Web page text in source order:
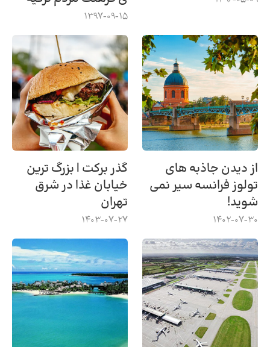
1397-09-15
از دیدن جاذبه های
تولوز فرانسه سیر نمی
شوید!
1402-07-30
گذر برکت | بزرگ ترین
خیابان غذا در شرق
تهران
1403-07-27